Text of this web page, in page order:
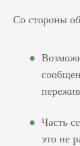
Со стороны
Часть
это не